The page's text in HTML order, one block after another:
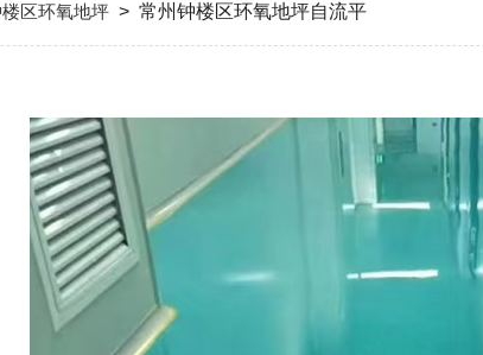
区环氧地坪 > 常州钟楼区环氧地坪自流平